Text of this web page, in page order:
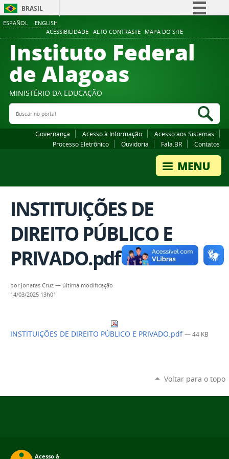
ESPAÑOL ENGLISH
ACESSIBILIDADE ALTO CONTRASTE MAPA DO SITE
BRASIL
Comunica BR
Participe
Canais
Instituto Federal
de Alagoas
MINISTÉRIO DA EDUCAÇÃO
Buscar no portal
Governança Acesso à Informação
Acesso aos Sistemas
Processo Eletrônico
Ouvidoria Fala.BR Contatos
INSTITUIÇÕES DE
DIREITO PÚBLICO E
PRIVADO.pdf
por Jonatas Cruz — última modificação
14/03/2025 13h01
INSTITUIÇÕES DE DIREITO PÚBLICO E PRIVADO.pdf — 44 KB
Voltar para o topo